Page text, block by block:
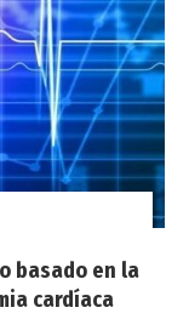
basado en la
cardíaca